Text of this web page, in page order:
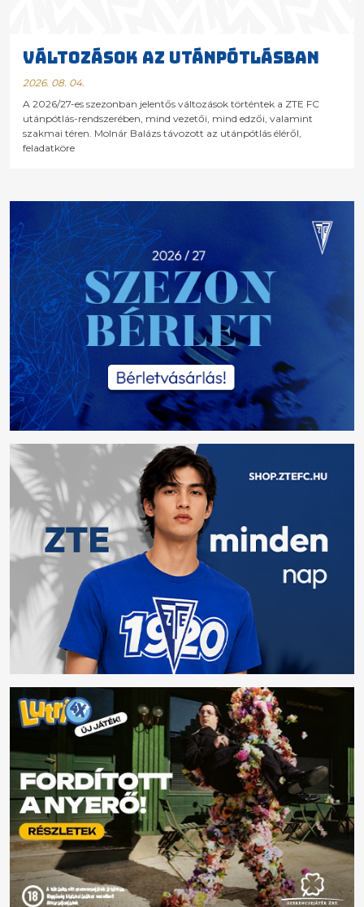
VÁLTOZÁSOK AZ UTÁNPÓTLÁSBAN
2026. 08. 04.
A 2026/27-es szezonban jelentős változások történtek a ZTE FC
utánpótlás-rendszerében, mind vezetői, mind edzői, valamint
szakmai téren. Molnár Balázs távozott az utánpótlás éléről,
feladatköre